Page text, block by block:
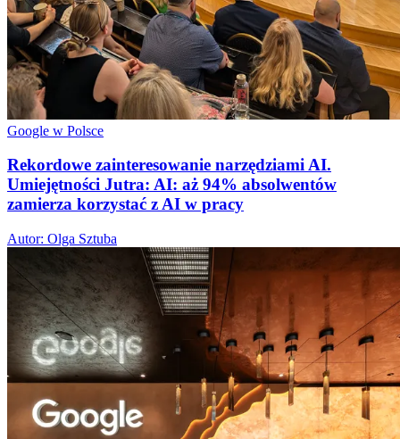
Google w Polsce
Rekordowe zainteresowanie narzędziami AI.
Umiejętności Jutra: AI: aż 94% absolwentów
zamierza korzystać z AI w pracy
Autor: Olga Sztuba